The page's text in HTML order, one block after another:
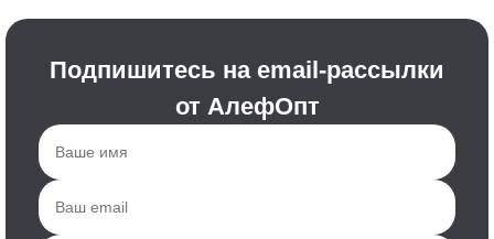
Подпишитесь на email-рассылки
от АлефОпт